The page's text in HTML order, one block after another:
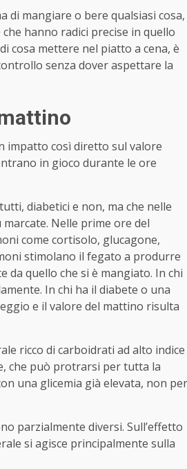
di mangiare o bere qualsiasi cosa,
hanno radici precise in quello
cosa mettere nel piatto a cena, è
senza dover aspettare la
impatto così diretto sul valore
in gioco durante le ore
diabetici e non, ma che nelle
Nelle prime ore del
come cortisolo, glucagone,
stimolano il fegato a produrre
da quello che si è mangiato. In chi
In chi ha il diabete o una
e il valore del mattino risulta
ricco di carboidrati ad alto indice
che può protrarsi per tutta la
una glicemia già elevata, non per
parzialmente diversi. Sull’effetto
si agisce principalmente sulla